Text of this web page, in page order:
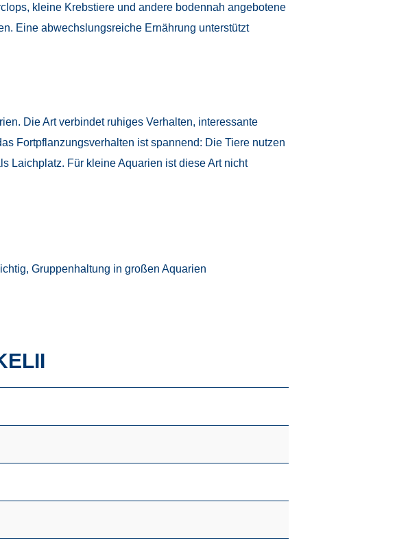
kleine Krebstiere und andere bodennah angebotene
Eine abwechslungsreiche Ernährung unterstützt
Die Art verbindet ruhiges Verhalten, interessante
Fortpflanzungsverhalten ist spannend: Die Tiere nutzen
Laichplatz. Für kleine Aquarien ist diese Art nicht
Gruppenhaltung in großen Aquarien